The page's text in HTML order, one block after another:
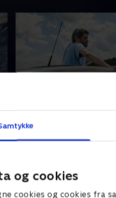
og cookies
cookies og cookies fra
kæmper den farlige kamp
skovrydning i Amazonas-